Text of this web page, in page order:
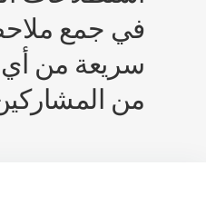
ملاحظات
من أي عدد